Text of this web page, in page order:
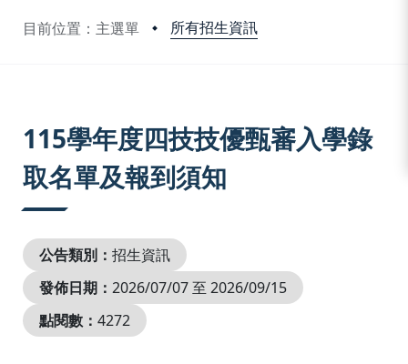
目前位置：主選單 所有招生資訊
115學年度四技技優甄審入學錄
取名單及報到須知
公告類別： 招生資訊
發佈日期： 2026/07/07 至 2026/09/15
點閱數： 4272